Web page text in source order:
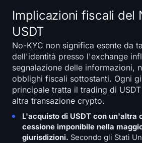
Implicazioni fiscali del
USDT
No-KYC non significa esente da
dell'identità presso l'exchange
segnalazione delle informazioni,
obblighi fiscali sottostanti. Ogni
principale tratta il trading di
altra transazione crypto.
L'acquisto di USDT con un'altra
cessione imponibile nella
giurisdizioni. Secondo gli Stati